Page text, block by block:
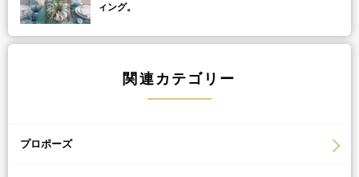
ィング。
関連カテゴリー
プロポーズ